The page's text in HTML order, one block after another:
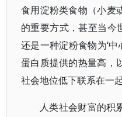
食用淀粉类食物（小麦
的重要方式，甚至当今
还是一种淀粉食物为‘
蛋白质提供的热量高，
社会地位低下联系在一起
人类社会财富的积